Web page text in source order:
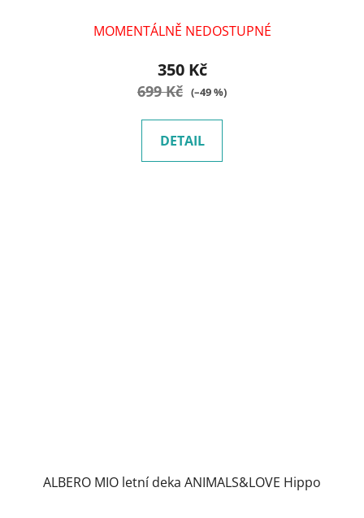
MOMENTÁLNĚ NEDOSTUPNÉ
350 Kč
699 Kč (–49 %)
DETAIL
ALBERO MIO letní deka ANIMALS&LOVE Hippo